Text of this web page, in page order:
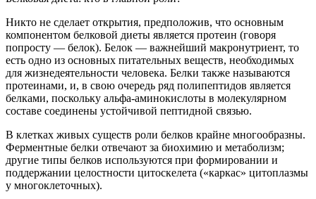
Никто не сделает открытия, предположив, что основным
компонентом белковой диеты является протеин (говоря
попросту — белок). Белок — важнейший макронутриент, то
есть одно из основных питательных веществ, необходимых
для жизнедеятельности человека. Белки также называются
протеинами, и, в свою очередь ряд полипептидов является
белками, поскольку альфа-аминокислоты в молекулярном
составе соединены устойчивой пептидной связью.
В клетках живых существ роли белков крайне многообразны.
Ферментные белки отвечают за биохимию и метаболизм;
другие типы белков используются при формировании и
поддержании целостности цитоскелета («каркас» цитоплазмы
у многоклеточных).